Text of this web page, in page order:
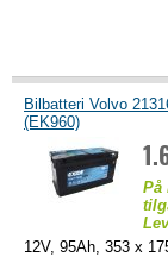
Bilbatteri Volvo
(EK960)
På
12V, 95Ah, 353 x